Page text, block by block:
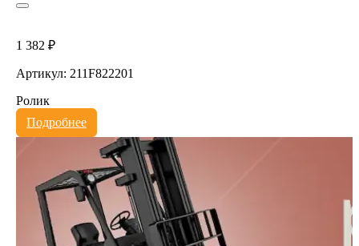
1 382 ₽
Артикул: 211F822201
Ролик
Подробнее